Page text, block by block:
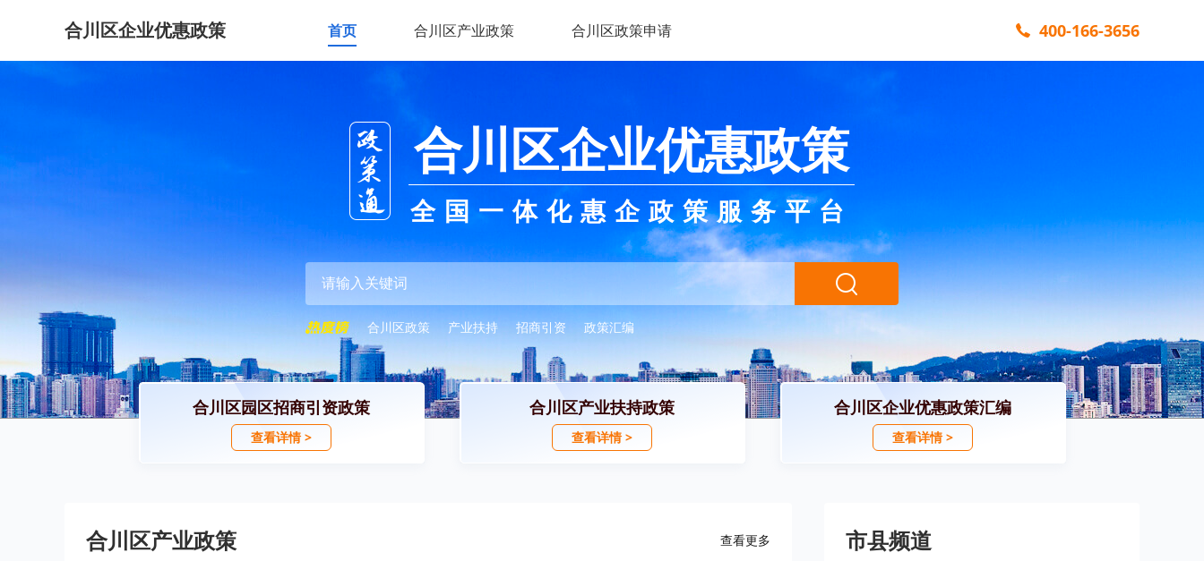
合川区企业优惠政策 首页 合川区产业政策 合川区政策申请 400-166-3656
合川区企业优惠政策
全国一体化惠企政策服务平台
合川区政策 产业扶持 招商引资 政策汇编
合川区园区招商引资政策
查看详情 >
合川区产业扶持政策
查看详情 >
合川区企业优惠政策汇编
查看详情 >
合川区产业政策 查看更多 市县频道